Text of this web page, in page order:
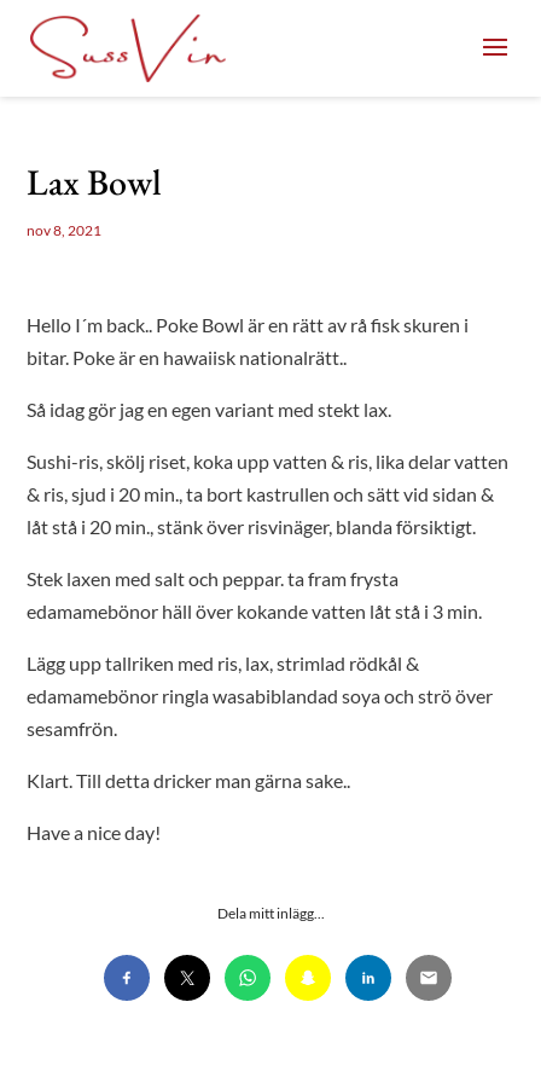
Lax Bowl
nov 8, 2021
Hello I´m back.. Poke Bowl är en rätt av rå fisk skuren i
bitar. Poke är en hawaiisk nationalrätt..
Så idag gör jag en egen variant med stekt lax.
Sushi-ris, skölj riset, koka upp vatten & ris, lika delar vatten
& ris, sjud i 20 min., ta bort kastrullen och sätt vid sidan &
låt stå i 20 min., stänk över risvinäger, blanda försiktigt.
Stek laxen med salt och peppar. ta fram frysta
edamamebönor häll över kokande vatten låt stå i 3 min.
Lägg upp tallriken med ris, lax, strimlad rödkål &
edamamebönor ringla wasabiblandad soya och strö över
sesamfrön.
Klart. Till detta dricker man gärna sake..
Have a nice day!
Dela mitt inlägg...